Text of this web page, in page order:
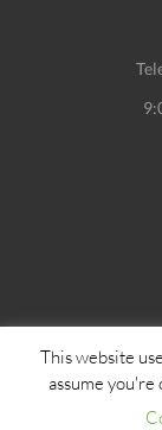
This website
assume you're